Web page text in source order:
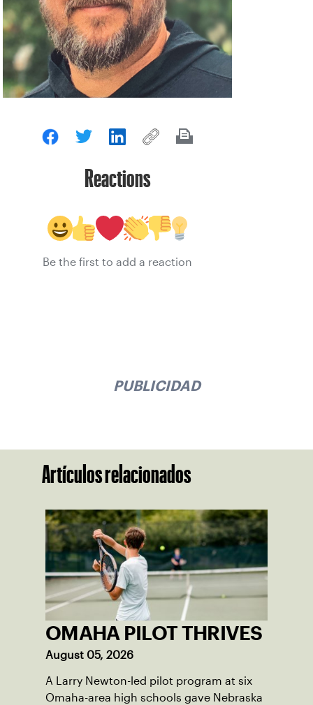
Reactions
Be the first to add a reaction
PUBLICIDAD
Artículos relacionados
OMAHA PILOT THRIVES
August 05, 2026
A Larry Newton-led pilot program at six
Omaha-area high schools gave Nebraska